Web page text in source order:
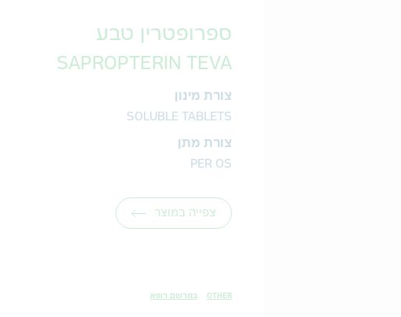
ספרופטרין טבע
SAPROPTERIN TEVA
צורת מינון
SOLUBLE TABLETS
צורת מתן
PER OS
צפייה במוצר
OTHER במרשם רופא